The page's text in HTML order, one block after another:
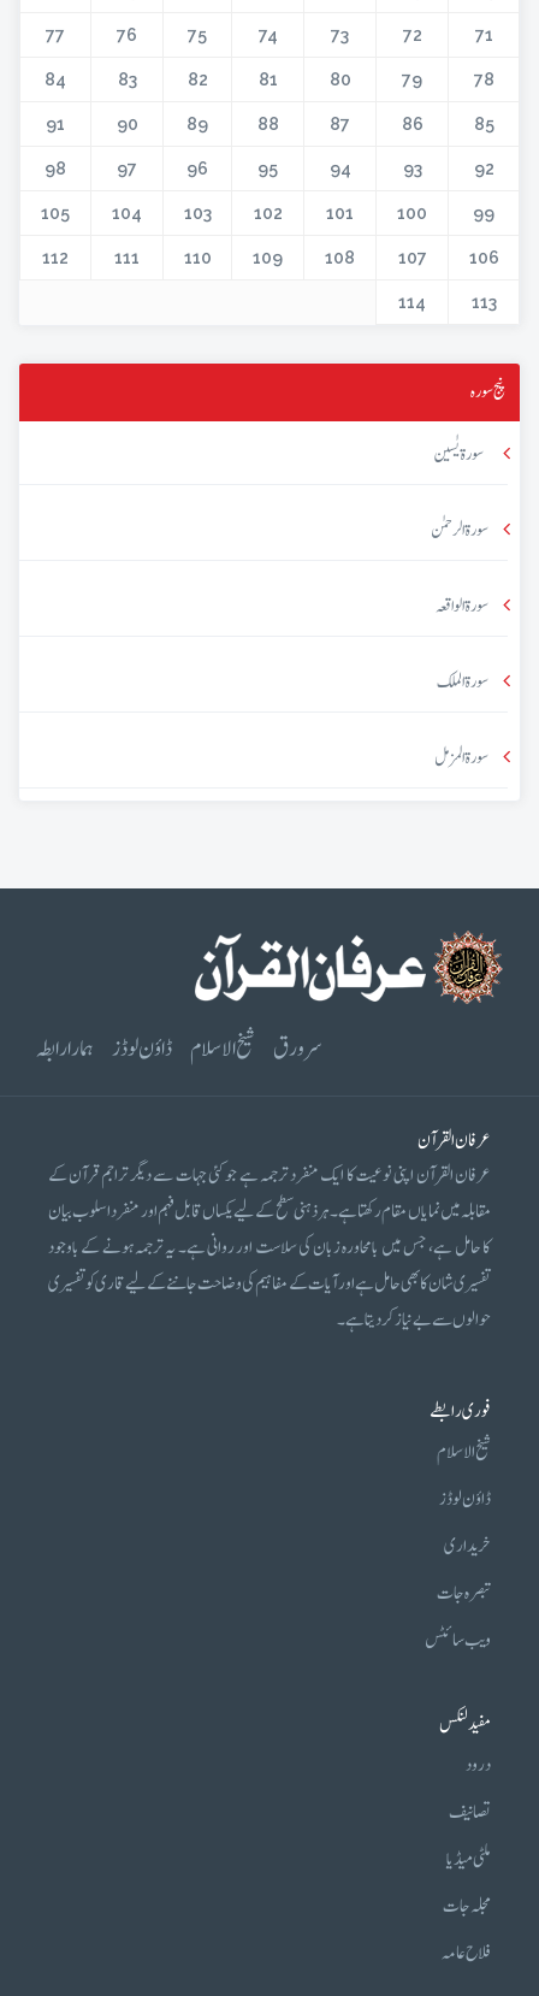
71
72
73
74
75
76
77
78
79
80
81
82
83
84
85
86
87
88
89
90
91
92
93
94
95
96
97
98
99
100
101
102
103
104
105
106
107
108
109
110
111
112
113
114
پنج سورہ
سورۃ یٰسین
سورۃ الرحمٰن
سورۃ الواقعہ
سورۃ الملک
سورۃ المزمل
سرورق شیخ الاسلام ڈاؤن لوڈز ہمارا رابطہ
عرفان القرآن
عرفان القرآن اپنی نوعیت کا ایک منفرد ترجمہ ہے جو کئی جہات سے دیگر تراجم قرآن کے
مقابلہ میں نمایاں مقام رکھتا ہے۔ ہر ذہنی سطح کے لیے یکساں قابل فہم اور منفرد اسلوب بیان
کا حامل ہے، جس میں بامحاورہ زبان کی سلاست اور روانی ہے۔ یہ ترجمہ ہونے کے باوجود
تفسیری شان کا بھی حامل ہے اور آیات کے مفاہیم کی وضاحت جاننے کے لیے قاری کو تفسیری
حوالوں سے بے نیاز کر دیتا ہے۔
فوری رابطے
شیخ الاسلام
ڈاؤن لوڈز
خریداری
تبصرہ جات
ویب سائٹس
مفید لنکس
درود
تصانیف
ملٹی میڈیا
مجلہ جات
فلاح عامہ